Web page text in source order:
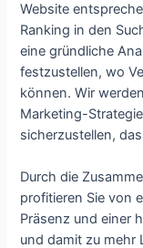
Website
Ranking in den
eine gründliche
festzustellen, wo
können. Wir
Marketing-
sicherzustellen,
Durch die
profitieren Sie von
Präsenz und einer
und damit zu mehr